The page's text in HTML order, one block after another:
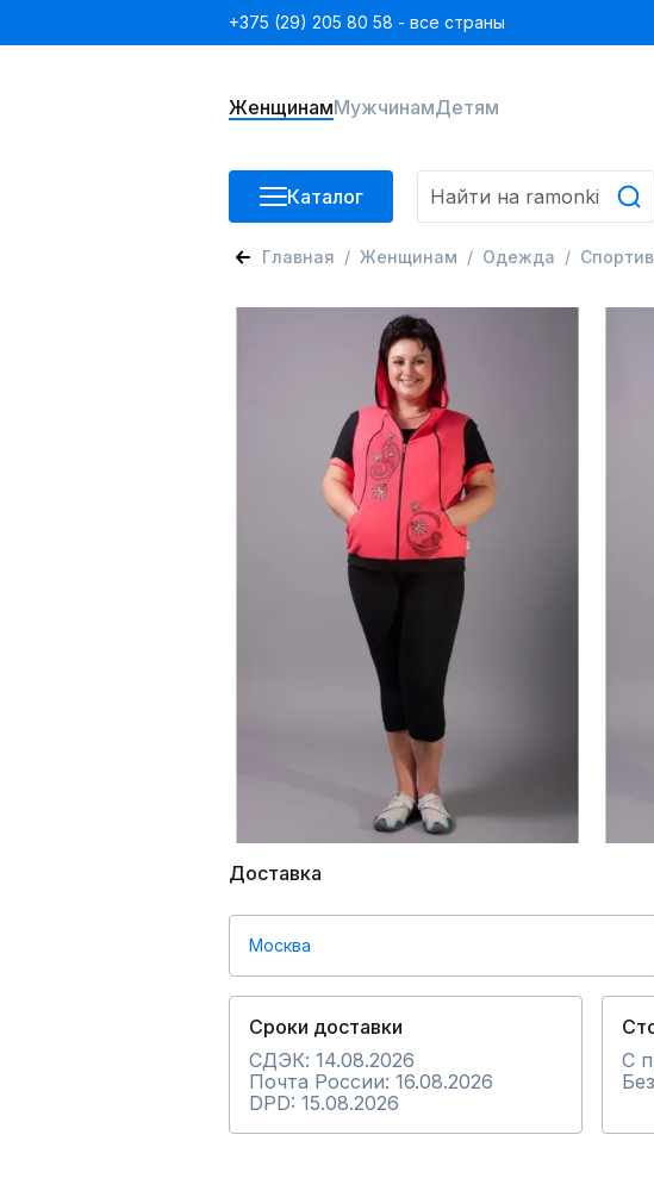
+375 (29) 205 80 58 - все страны
ЖенщинамМужчинамДетям
Каталог
Главная Женщинам Одежда
Доставка
Москва
Сроки доставки
СДЭК: 14.08.2026
Почта России: 16.08.2026
DPD: 15.08.2026
С